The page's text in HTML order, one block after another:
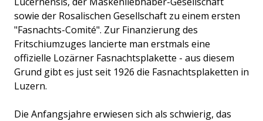
sowie der Rosalischen Gesellschaft zu einem ersten
"Fasnachts-Comité". Zur Finanzierung des
Fritschiumzuges lancierte man erstmals eine
offizielle Lozärner Fasnachtsplakette - aus diesem
Grund gibt es just seit 1926 die Fasnachtsplaketten in
Luzern.
Die Anfangsjahre erwiesen sich als schwierig, das